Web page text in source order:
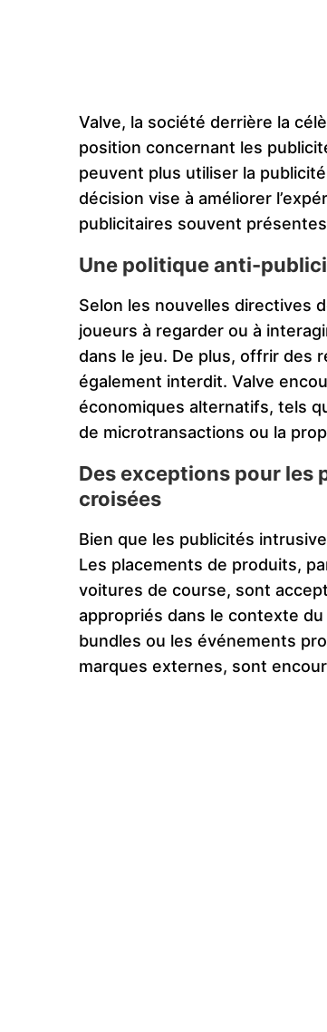
Valve, la société derrière la
position concernant les
peuvent plus utiliser la
décision vise à améliorer
publicitaires souvent
Une politique anti-
Selon les nouvelles directives
joueurs à regarder ou à
dans le jeu. De plus, offrir des
également interdit. Valve
économiques alternatifs, tels
de microtransactions ou la
Des exceptions pour les
croisées
Bien que les publicités
Les placements de produits,
voitures de course, sont
appropriés dans le contexte
bundles ou les événements
marques externes, sont